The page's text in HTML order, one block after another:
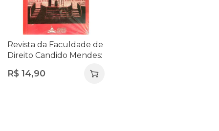
Revista da Faculdade de
Direito Candido Mendes:
R$ 14,90